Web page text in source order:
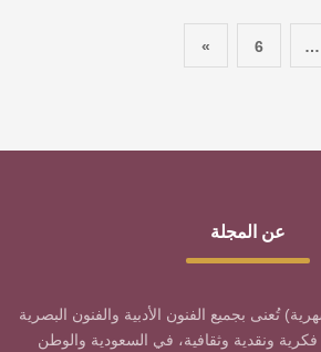
…
6
»
عن المجلة
تُعنى بجميع الفنون الأدبية والفنون البصرية
ونقدية وثقافية، في السعودية والوطن